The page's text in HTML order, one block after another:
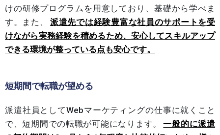
けの研修プログラムを用意しており、基礎から学べま
す。また、
派遣先では経験豊富な社員のサポートを受
けながら実務経験を積めるため、安心してスキルアップ
できる環境が整っている点も安心です。
短期間で転職が望める
派遣社員としてWebマーケティングの仕事に就くこと
で、短期間での転職が可能になります。
一般的に派遣